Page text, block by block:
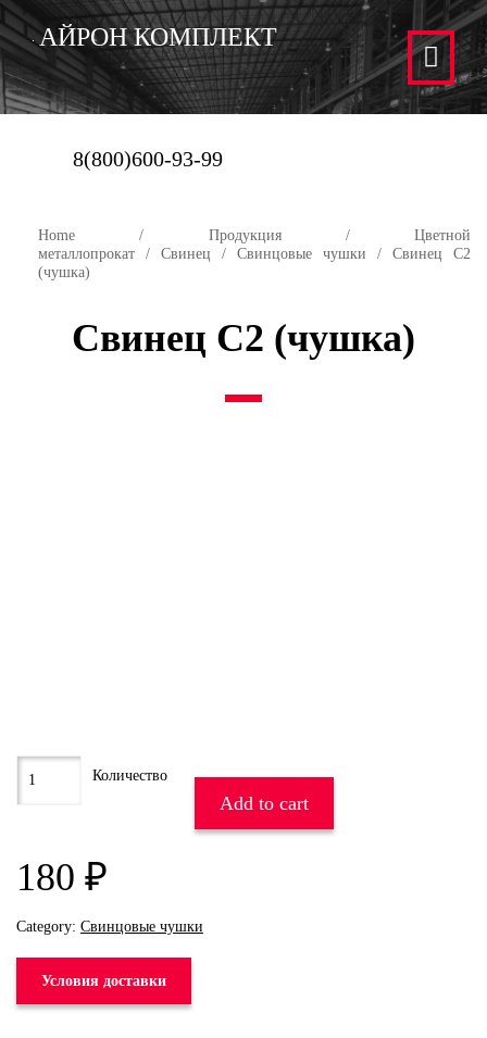
АЙРОН КОМПЛЕКТ
8(800)600-93-99
Home / Продукция/ Цветной
металлопрокат / Свинец / Свинцовые чушки / Свинец С2
(чушка)
Свинец С2 (чушка)
180 ₽
Add to cart
Category: Свинцовые чушки
Условия доставки